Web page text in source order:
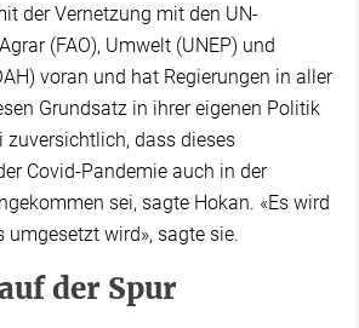
der Vernetzung mit den UN-
(FAO), Umwelt (UNEP) und
voran und hat Regierungen in aller
Grundsatz in ihrer eigenen Politik
zuversichtlich, dass dieses
Covid-Pandemie auch in der
sei, sagte Hokan. «Es wird
umgesetzt wird», sagte sie.
der Spur